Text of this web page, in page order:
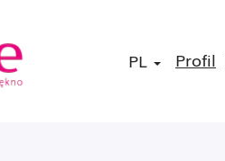
PL Profil